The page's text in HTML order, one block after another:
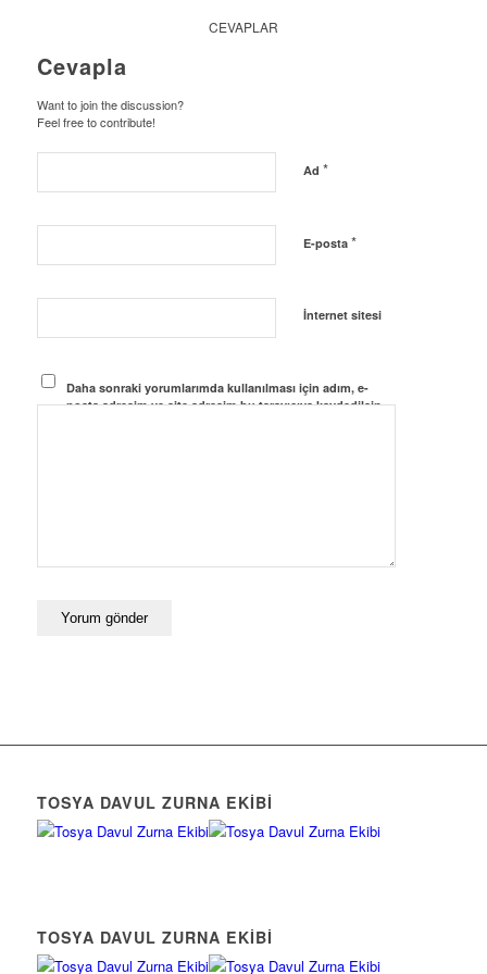
CEVAPLAR
Cevapla
Want to join the discussion?
Feel free to contribute!
Ad *
E-posta *
İnternet sitesi
Daha sonraki yorumlarımda kullanılması için adım, e-
posta adresim ve site adresim bu tarayıcıya kaydedilsin.
TOSYA DAVUL ZURNA EKIBI
TOSYA DAVUL ZURNA EKIBI